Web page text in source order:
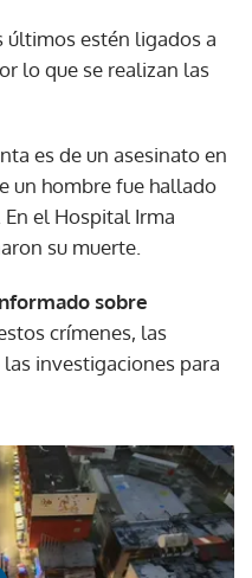
últimos estén ligados a
lo que se realizan las
es de un asesinato en
un hombre fue hallado
el Hospital Irma
su muerte.
sobre
crímenes, las
investigaciones para